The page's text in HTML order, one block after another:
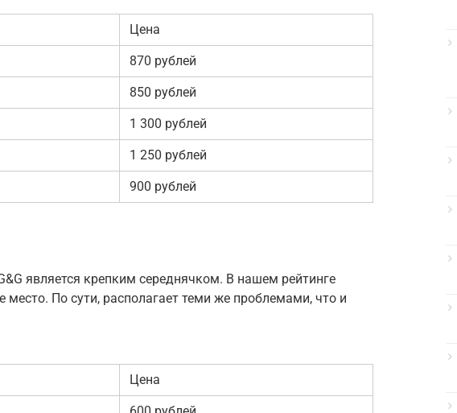
Цена
870 рублей
850 рублей
1 300 рублей
1 250 рублей
900 рублей
является крепким середнячком. В нашем рейтинге
место. По сути, располагает теми же проблемами, что и
Цена